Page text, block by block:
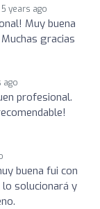
5 years ago
Muy buena
gracias
ago
profesional.
buena fui con
lo solucionará y